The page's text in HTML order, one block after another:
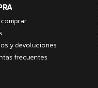
y devoluciones
frecuentes